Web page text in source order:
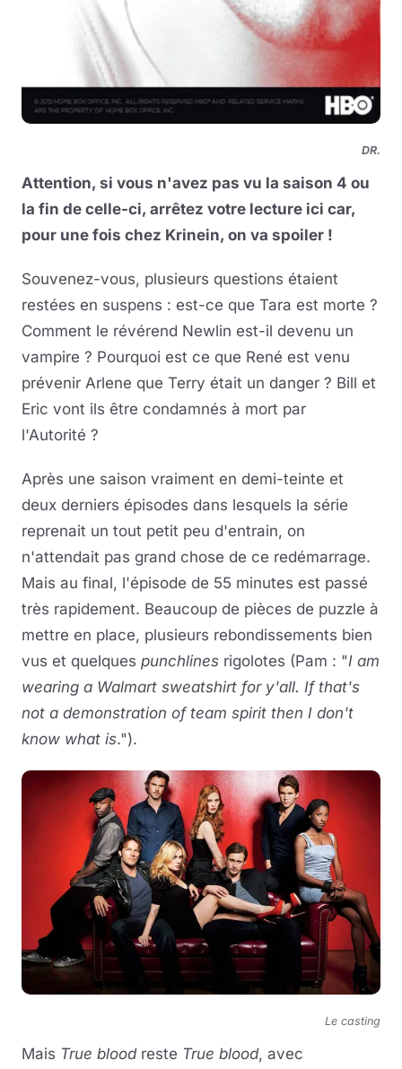
DR.
Attention, si vous n'avez pas vu la saison 4 ou
la fin de celle-ci, arrêtez votre lecture ici car,
pour une fois chez Krinein, on va spoiler !
Souvenez-vous, plusieurs questions étaient
restées en suspens : est-ce que Tara est morte ?
Comment le révérend Newlin est-il devenu un
vampire ? Pourquoi est ce que René est venu
prévenir Arlene que Terry était un danger ? Bill et
Eric vont ils être condamnés à mort par
l'Autorité ?
Après une saison vraiment en demi-teinte et
deux derniers épisodes dans lesquels la série
reprenait un tout petit peu d'entrain, on
n'attendait pas grand chose de ce redémarrage.
Mais au final, l'épisode de 55 minutes est passé
très rapidement. Beaucoup de pièces de puzzle à
mettre en place, plusieurs rebondissements bien
vus et quelques punchlines rigolotes (Pam : "I am
wearing a Walmart sweatshirt for y'all. If that's
not a demonstration of team spirit then I don't
know what is.").
Le casting
Mais True bloodreste True blood, avec